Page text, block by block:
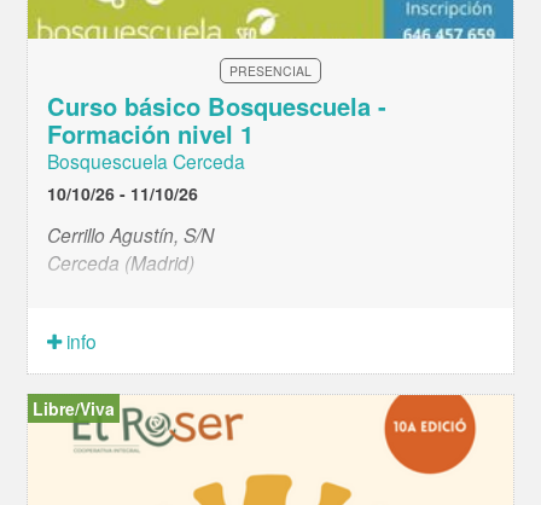
PRESENCIAL
Curso básico Bosquescuela -
Formación nivel 1
Bosquescuela Cerceda
10/10/26 - 11/10/26
Cerrillo Agustín, S/N
Cerceda (Madrid)
info
Libre/Viva